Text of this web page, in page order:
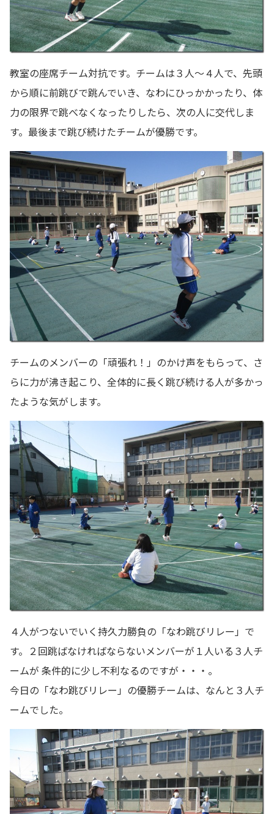
教室の座席チーム対抗です。チームは３人～４人で、先頭
から順に前跳びで跳んでいき、なわにひっかかったり、体
力の限界で跳べなくなったりしたら、次の人に交代しま
す。最後まで跳び続けたチームが優勝です。
チームのメンバーの「頑張れ！」のかけ声をもらって、さ
らに力が沸き起こり、全体的に長く跳び続ける人が多かっ
たような気がします。
４人がつないでいく持久力勝負の「なわ跳びリレー」で
す。２回跳ばなければならないメンバーが１人いる３人チ
ームが 条件的に少し不利なるのですが・・・。
今日の「なわ跳びリレー」の優勝チームは、なんと３人チ
ームでした。